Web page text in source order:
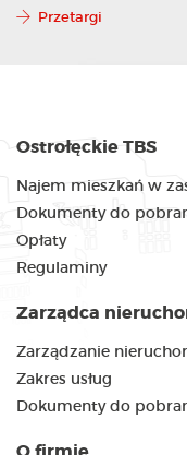
Przetargi
Ostrołęckie TBS
Najem mieszkań w
Dokumenty do
Opłaty
Regulaminy
Zarządca
Zarządzanie
Zakres usług
Dokumenty do